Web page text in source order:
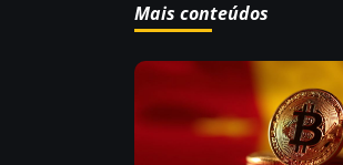
Mais conteúdos